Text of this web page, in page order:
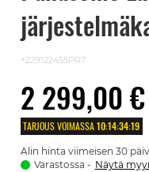
+229122455PR7
2 299,00 €
TARJOUS VOIMASSA10:14:34:18
Alin hinta viimeisen 30
Varastossa
Näytä